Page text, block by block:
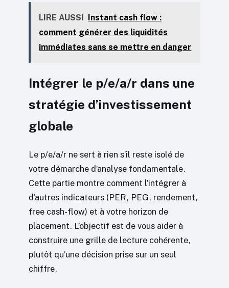
LIRE AUSSI Instant cash flow :
comment générer des liquidités
immédiates sans se mettre en danger
Intégrer le p/e/a/r dans une
stratégie d’investissement
globale
Le p/e/a/r ne sert à rien s’il reste isolé de
votre démarche d’analyse fondamentale.
Cette partie montre comment l’intégrer à
d’autres indicateurs (PER, PEG, rendement,
free cash-flow) et à votre horizon de
placement. L’objectif est de vous aider à
construire une grille de lecture cohérente,
plutôt qu’une décision prise sur un seul
chiffre.